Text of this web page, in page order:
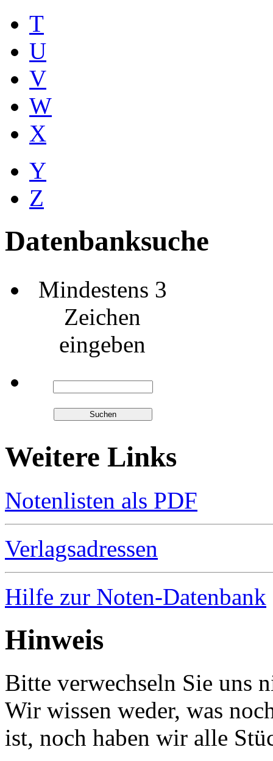
T
U
V
W
X
Y
Z
Datenbanksuche
Mindestens 3
Zeichen
eingeben
Weitere Links
Notenlisten als PDF
Verlagsadressen
Hilfe zur Noten-Datenbank
Hinweis
Bitte verwechseln Sie uns
Wir wissen weder, was
ist, noch haben wir alle